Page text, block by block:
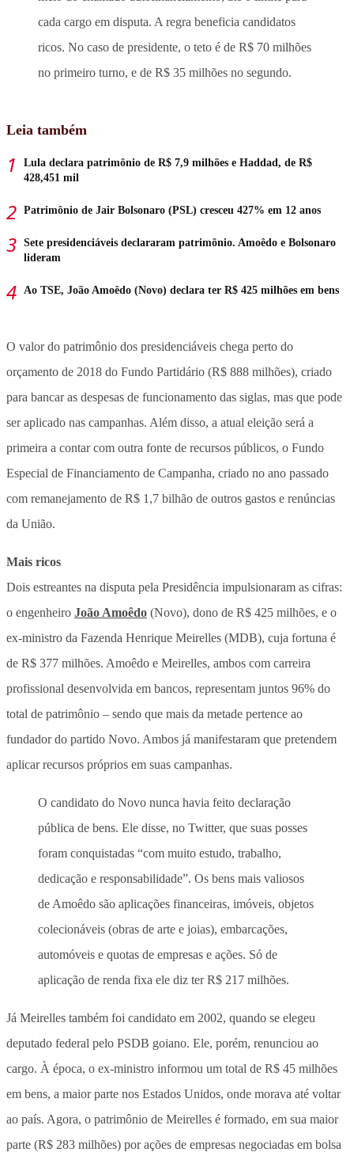
cada cargo em disputa. A regra beneficia candidatos
ricos. No caso de presidente, o teto é de R$ 70 milhões
no primeiro turno, e de R$ 35 milhões no segundo.
Leia também
Lula declara patrimônio de R$ 7,9 milhões e Haddad, de R$
428,451 mil
Patrimônio de Jair Bolsonaro (PSL) cresceu 427% em 12 anos
Sete presidenciáveis declararam patrimônio. Amoêdo e Bolsonaro
lideram
Ao TSE, João Amoêdo (Novo) declara ter R$ 425 milhões em bens
O valor do patrimônio dos presidenciáveis chega perto do
orçamento de 2018 do Fundo Partidário (R$ 888 milhões), criado
para bancar as despesas de funcionamento das siglas, mas que pode
ser aplicado nas campanhas. Além disso, a atual eleição será a
primeira a contar com outra fonte de recursos públicos, o Fundo
Especial de Financiamento de Campanha, criado no ano passado
com remanejamento de R$ 1,7 bilhão de outros gastos e renúncias
da União.
Mais ricos
Dois estreantes na disputa pela Presidência impulsionaram as cifras:
o engenheiro João Amoêdo (Novo), dono de R$ 425 milhões, e o
ex-ministro da Fazenda Henrique Meirelles (MDB), cuja fortuna é
de R$ 377 milhões. Amoêdo e Meirelles, ambos com carreira
profissional desenvolvida em bancos, representam juntos 96% do
total de patrimônio – sendo que mais da metade pertence ao
fundador do partido Novo. Ambos já manifestaram que pretendem
aplicar recursos próprios em suas campanhas.
O candidato do Novo nunca havia feito declaração
pública de bens. Ele disse, no Twitter, que suas posses
foram conquistadas “com muito estudo, trabalho,
dedicação e responsabilidade”. Os bens mais valiosos
de Amoêdo são aplicações financeiras, imóveis, objetos
colecionáveis (obras de arte e joias), embarcações,
automóveis e quotas de empresas e ações. Só de
aplicação de renda fixa ele diz ter R$ 217 milhões.
Já Meirelles também foi candidato em 2002, quando se elegeu
deputado federal pelo PSDB goiano. Ele, porém, renunciou ao
cargo. À época, o ex-ministro informou um total de R$ 45 milhões
em bens, a maior parte nos Estados Unidos, onde morava até voltar
ao país. Agora, o patrimônio de Meirelles é formado, em sua maior
parte (R$ 283 milhões) por ações de empresas negociadas em bolsa